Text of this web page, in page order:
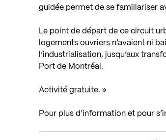
guidée permet de se familiariser
Le point de départ de ce circuit
logements ouvriers n’avaient ni
l’industrialisation, jusqu’aux
Port de Montréal.
Activité gratuite. »
Pour plus d’information et pour